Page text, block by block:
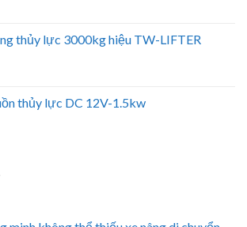
thủy lực 3000kg hiệu TW-LIFTER
thủy lực DC 12V-1.5kw